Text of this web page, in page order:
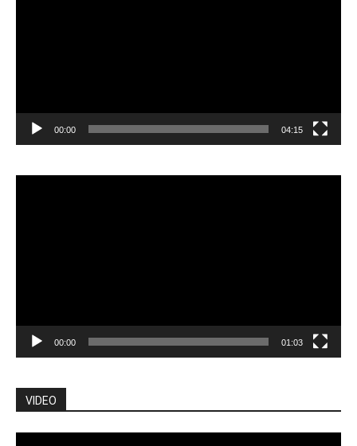
00:00 04:15
00:00 01:03
VIDEO